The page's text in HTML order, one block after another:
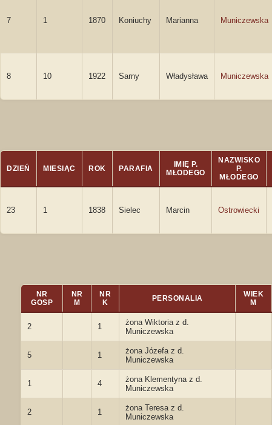
7 1 1870 Koniuchy Marianna Municzewska
8 10 1922 Sarny Władysława Municzewska
DZIEŃ MIESIĄC ROK PARAFIA
IMIĘ P.
MŁODEGO
NAZWISKO
P.
MŁODEGO
23 1 1838 Sielec Marcin Ostrowiecki
NR
GOSP
NR
M
NR
K
PERSONALIA
WIEK
M
2 1
żona Wiktoria z d.
Municzewska
5 1
żona Józefa z d.
Municzewska
1 4
żona Klementyna z d.
Municzewska
2 1
żona Teresa z d.
Municzewska